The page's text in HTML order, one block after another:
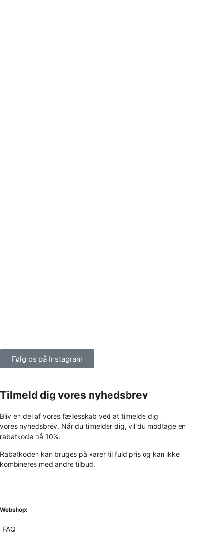
Følg os på Instagram
Tilmeld dig vores nyhedsbrev
Bliv en del af vores fællesskab ved at tilmelde dig
vores nyhedsbrev. Når du tilmelder dig, vil du modtage en
rabatkode på 10%.
Rabatkoden kan bruges på varer til fuld pris og kan ikke
kombineres med andre tilbud.
Webshop:
FAQ